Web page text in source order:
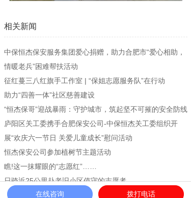
联
相关新闻
中保恒杰保安服务集团爱心捐赠，助力合肥市“爱心相助，
情暖老兵”困难帮扶活动
征红蔓三八红旗手工作室 | “保姐志愿服务队”在行动
助力“四善一体”社区慈善建设
“恒杰保哥”迎战暴雨：守护城市，筑起坚不可摧的安全防线
庐阳区关工委携手合肥保安公司-中保恒杰关工委组织开
展“欢庆六一节日 关爱儿童成长”慰问活动
恒杰保安公司参加植树节主题活动
瞧!这一抹耀眼的“志愿红”……
日骑近25公里赴老旧小区值守的志愿者
众志成城抗疫情 爱心捐赠暖人心
在线咨询 拨打电话